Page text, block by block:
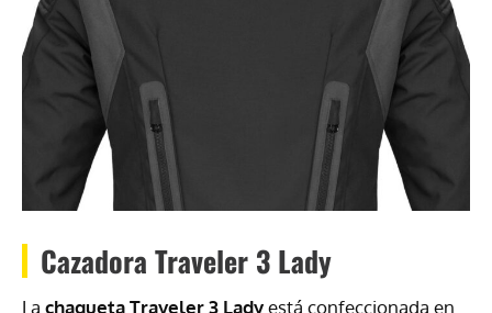
Cazadora Traveler 3 Lady
La chaqueta Traveler 3 Ladyestá confeccionada en